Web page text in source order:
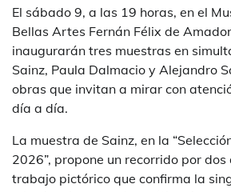
El sábado 9, a las 19 horas, en el
Bellas Artes Fernán Félix de
inaugurarán tres muestras en
Sainz, Paula Dalmacio y Alejandro
obras que invitan a mirar con
día a día.
La muestra de Sainz, en la
2026”, propone un recorrido por
trabajo pictórico que confirma la